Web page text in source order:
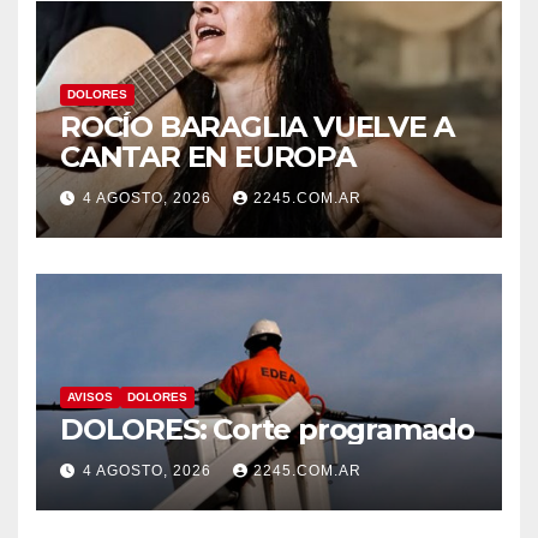
DOLORES
ROCÍO BARAGLIA VUELVE A
CANTAR EN EUROPA
4 AGOSTO, 2026 2245.COM.AR
AVISOS DOLORES
DOLORES: Corte programado
4 AGOSTO, 2026 2245.COM.AR